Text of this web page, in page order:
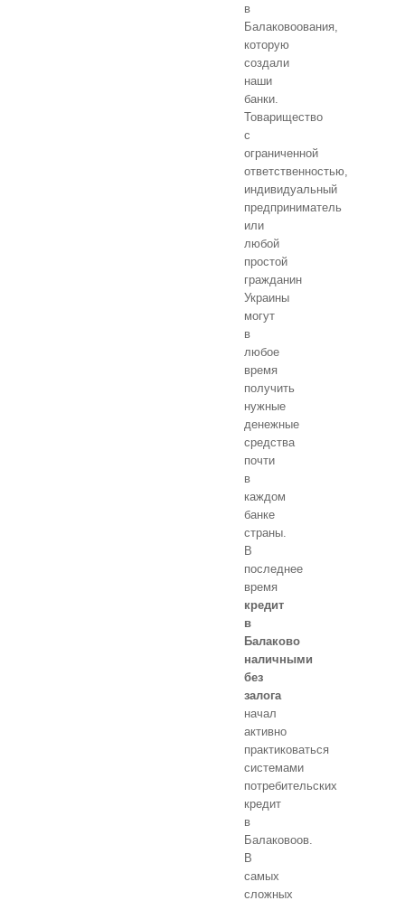
в
Балаковоования,
которую
создали
наши
банки.
Товарищество
с
ограниченной
ответственностью,
индивидуальный
предприниматель
или
любой
простой
гражданин
Украины
могут
в
любое
время
получить
нужные
денежные
средства
почти
в
каждом
банке
страны.
В
последнее
время
кредит
в
Балаково
наличными
без
залога
начал
активно
практиковаться
системами
потребительских
кредит
в
Балаковоов.
В
самых
сложных